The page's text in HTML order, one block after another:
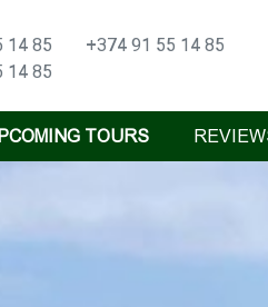
14 85
+374 91 55 14 85
14 85
TOURS